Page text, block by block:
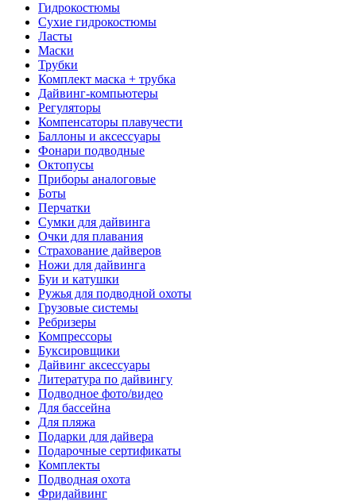
Гидрокостюмы
Сухие гидрокостюмы
Ласты
Маски
Трубки
Комплект маска + трубка
Дайвинг-компьютеры
Регуляторы
Компенсаторы плавучести
Баллоны и аксессуары
Фонари подводные
Октопусы
Приборы аналоговые
Боты
Перчатки
Сумки для дайвинга
Очки для плавания
Страхование дайверов
Ножи для дайвинга
Буи и катушки
Ружья для подводной охоты
Грузовые системы
Ребризеры
Компрессоры
Буксировщики
Дайвинг аксессуары
Литература по дайвингу
Подводное фото/видео
Для бассейна
Для пляжа
Подарки для дайвера
Подарочные сертификаты
Комплекты
Подводная охота
Фридайвинг